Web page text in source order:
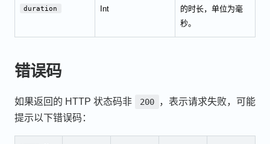
duration Int
的时长，单位为毫
秒。
错误码
如果返回的 HTTP 状态码非 200
，表示请求失败，可能
提示以下错误码：